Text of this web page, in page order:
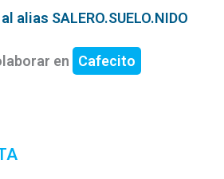
alias SALERO.SUELO.NIDO
en Cafecito